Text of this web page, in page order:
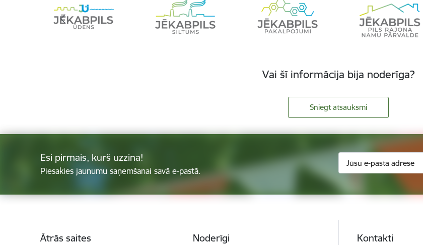
Vai šī informācija bija noderīga?
Sniegt atsauksmi
Esi pirmais, kurš uzzina!
Piesakies jaunumu saņemšanai savā e-pastā.
Ātrās saites Noderīgi Kontakti